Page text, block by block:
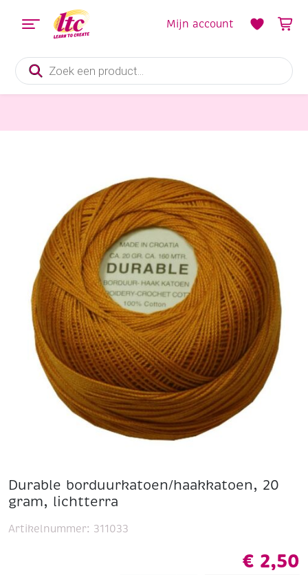
Producten
zoeken
Mijn account
Durable borduurkatoen/haakkatoen, 20
gram, lichtterra
€ 2,50
Artikelnummer: 311033